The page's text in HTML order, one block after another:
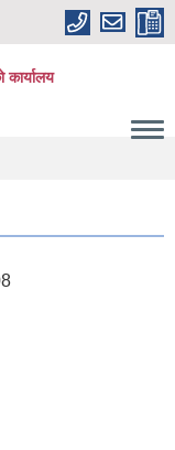
कार्यालय